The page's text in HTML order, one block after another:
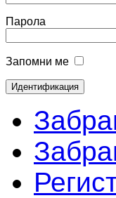
Парола
Запомни ме